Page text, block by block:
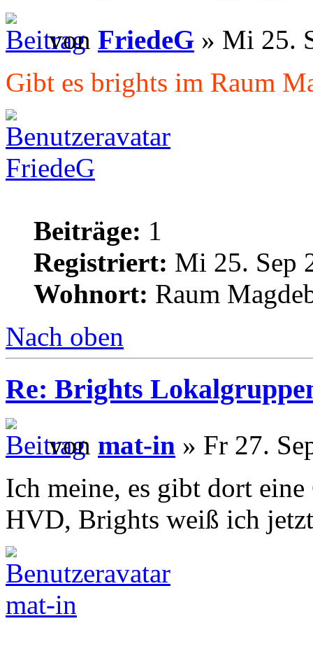
von FriedeG » Mi 25.
Gibt es brights im Raum
FriedeG
Beiträge: 1
Registriert: Mi 25. Sep
Wohnort: Raum
Nach oben
Re: Brights
von mat-in » Fr 27.
Ich meine, es gibt dort
HVD, Brights weiß ich
mat-in